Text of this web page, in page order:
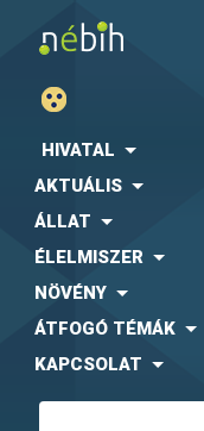
HIVATAL
AKTUÁLIS
ÁLLAT
ÉLELMISZER
NÖVÉNY
ÁTFOGÓ TÉMÁK
KAPCSOLAT